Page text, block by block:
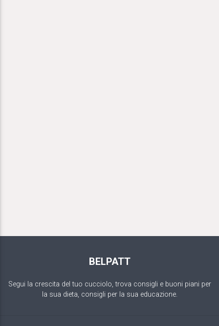
BELPATT
Segui la crescita del tuo cucciolo, trova consigli e buoni piani per
la sua dieta, consigli per la sua educazione.